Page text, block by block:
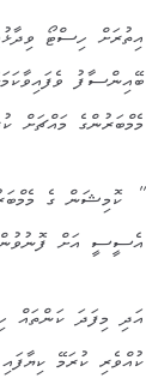
އިތުރަށް ހިސްޓޯ
ބޭއިންސާފު
މެމްބަރުންގެ މައްޗަށް
” ކޮމިޝަން ގެ
އެސީސީ އަށް
އަދި މިފަދަ ކަންތައް
ކުއްވެރި ކުރަމޭ